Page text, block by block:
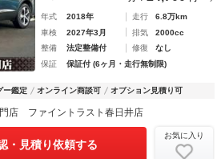
年式 2018年 走行
6.8万km
車検
2027年3月 排気
2000cc
整備
法定整備付 修復
なし
保証
保証付 (6ヶ月・走行無制限)
ー鑑定 オンライン商談可 オプション見積り可
店 ファイントラスト春日井店
・見積り依頼する
お気に入り